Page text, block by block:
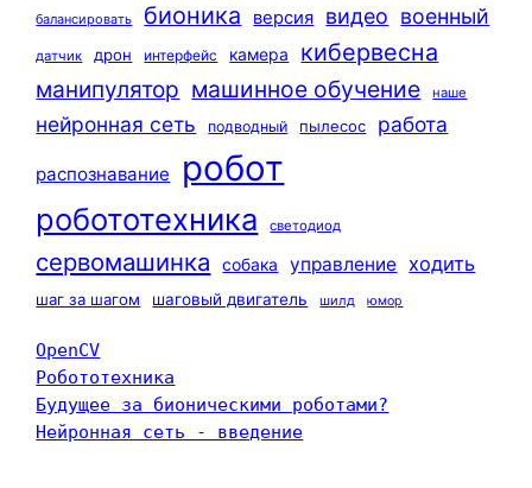
балансировать бионика версия видео военный
датчик дрон интерфейс камера кибервесна
манипулятор машинное обучение наше
нейронная сеть подводный пылесос работа
распознавание робот
робототехника светодиод
сервомашинка собака управление ходить
шаг за шагом шаговый двигатель шилд юмор
OpenCV
Робототехника
Будущее за бионическими роботами?
Нейронная сеть - введение